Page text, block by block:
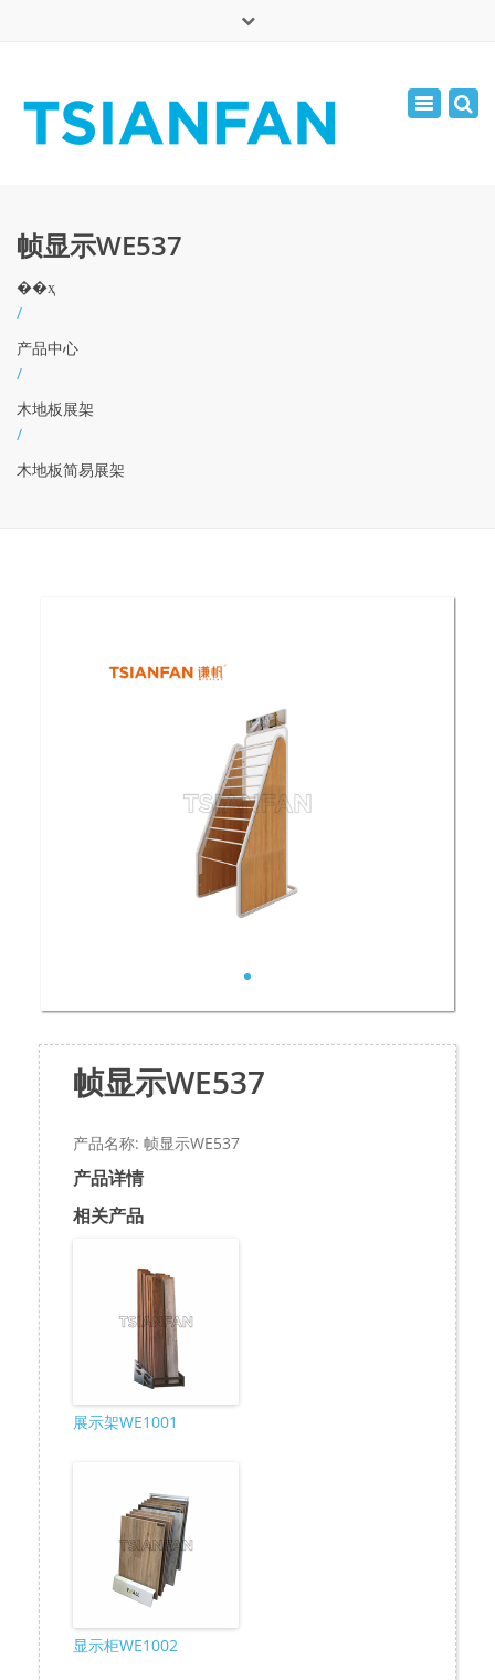
周一 - 周六: 7:00 - 17:00
Toggle
帧显示WE537
��ҳ
/
产品中心
/
木地板展架
/
木地板简易展架
帧显示WE537
产品名称: 帧显示WE537
产品详情
相关产品
展示架WE1001
显示柜WE1002